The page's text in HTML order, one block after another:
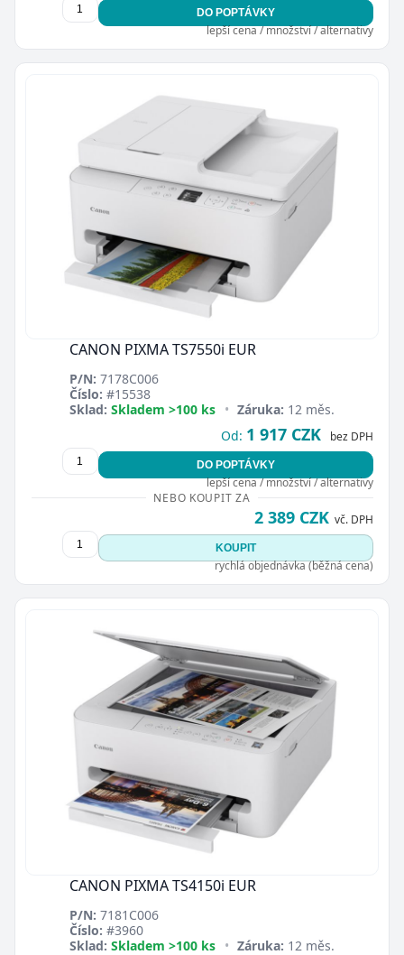
DO POPTÁVKY
lepší cena / množství / alternativy
CANON PIXMA TS7550i EUR
P/N: 7178C006
Číslo: #15538
Sklad: Skladem >100 ks • Záruka: 12 měs.
Od: 1 917 CZK bez DPH
DO POPTÁVKY
lepší cena / množství / alternativy
NEBO KOUPIT ZA
2 389 CZK vč. DPH
KOUPIT
rychlá objednávka (běžná cena)
CANON PIXMA TS4150i EUR
P/N: 7181C006
Číslo: #3960
Sklad: Skladem >100 ks • Záruka: 12 měs.